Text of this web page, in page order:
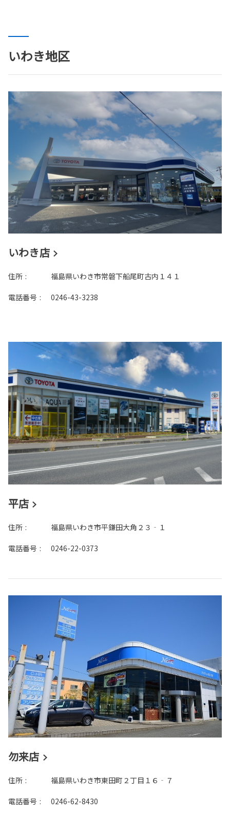
いわき地区
いわき店
住所 : 福島県いわき市常磐下船尾町古内１４１
電話番号 : 0246-43-3238
平店
住所 : 福島県いわき市平鎌田大角２３‐１
電話番号 : 0246-22-0373
勿来店
住所 : 福島県いわき市東田町２丁目１６‐７
電話番号 : 0246-62-8430